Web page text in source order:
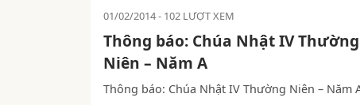
01/02/2014 102 LƯỢT XEM
Thông báo: Chúa Nhật IV Thường
Niên – Năm A
Thông báo: Chúa Nhật IV Thường Niên – Năm